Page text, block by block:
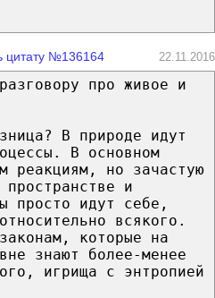
цитату №136164 22.11.2016
про живое и
В природе идут
В основном
реакциям, но зачастую
и
просто идут себе,
всякого.
которые на
знают более-менее
игрища с энтропией